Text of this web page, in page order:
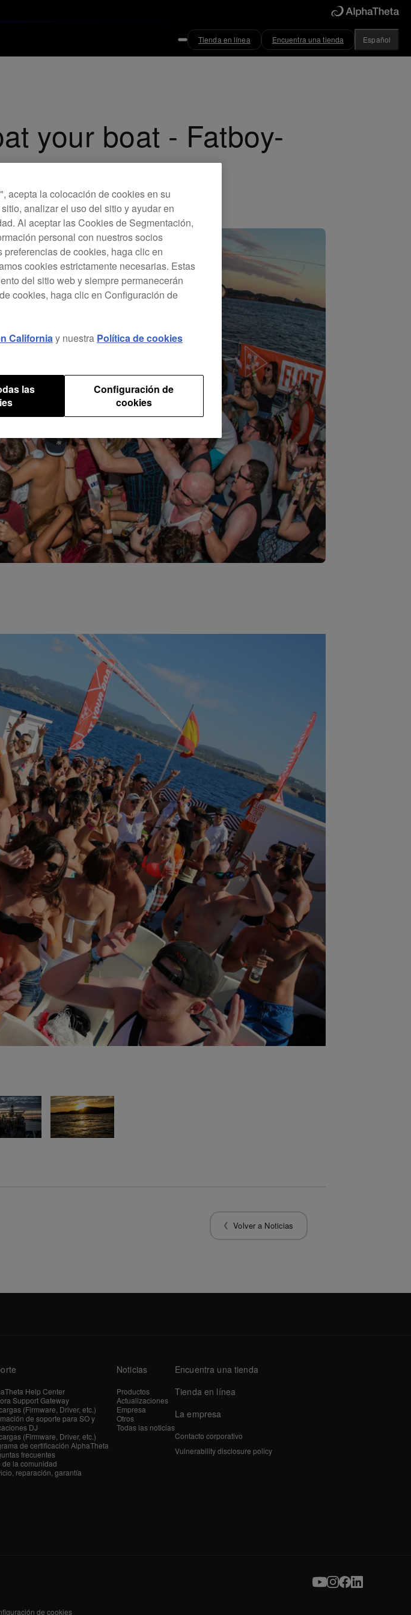
Tienda en línea Encuentra una tienda Español
your boat - Fatboy-
Volver a Noticias
Help Center
Support Gateway
(Firmware, Driver, etc.)
de soporte para SO y
DJ
(Firmware, Driver, etc.)
de certificación AlphaTheta
frecuentes
de la comunidad
reparación, garantía
Noticias
Productos
Actualizaciones
Empresa
Otros
Todas las noticias
Encuentra una tienda
Tienda en línea
La empresa
Contacto corporativo
Vulnerability disclosure policy
de cookies
acepta la colocación de cookies en su
analizar el uso del sitio y ayudar en
Al aceptar las Cookies de Segmentación,
personal con nuestros socios
de cookies, haga clic en
cookies estrictamente necesarias. Estas
del sitio web y siempre permanecerán
cookies, haga clic en Configuración de
Californiay nuestra Política de cookies
Configuración de
cookies
las